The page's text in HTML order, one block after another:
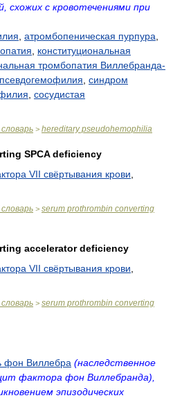
схожих с кровотечениями при
атромбопеническая пурпура
конституциональная
тромбопатия Виллебранда-
синдром
сосудистая
> hereditary pseudohemophilia
SPCA deficiency
VII свёртывания крови
> serum prothrombin converting
accelerator deficiency
VII свёртывания крови
> serum prothrombin converting
фон Виллебра (наследственное
фактора фон Виллебранда),
эпизодических